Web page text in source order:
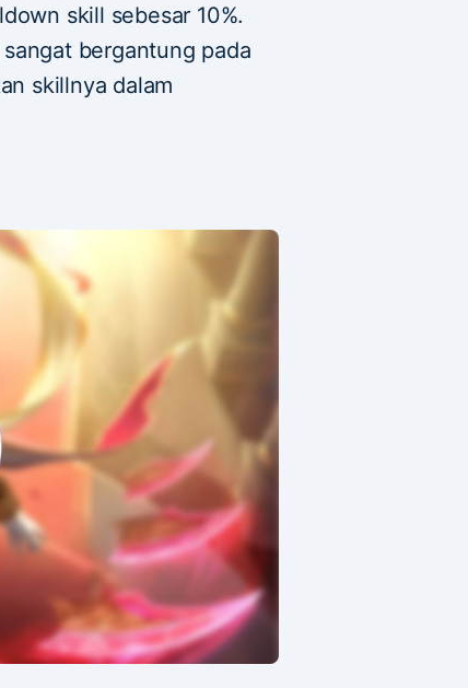
skill sebesar 10%.
bergantung pada
skillnya dalam